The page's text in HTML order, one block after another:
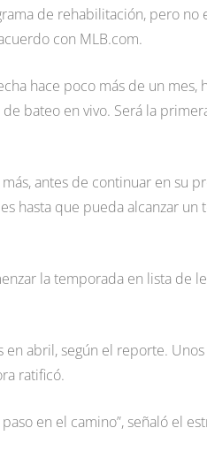
de rehabilitación, pero
con MLB.com.
hace poco más de un mes,
bateo en vivo. Será la
antes de continuar en su
hasta que pueda alcanzar
la temporada en lista de
abril, según el reporte.
ratificó.
en el camino”, señaló el